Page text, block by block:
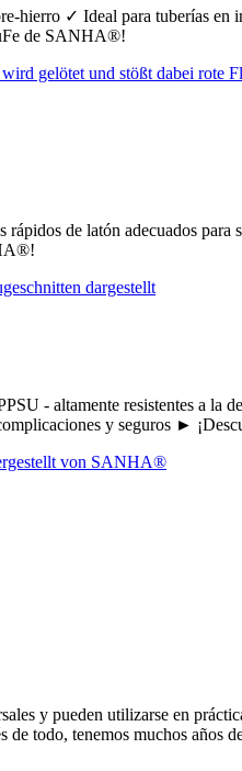
hierro ✓ Ideal para tuberías
de SANHA®!
de latón adecuados
- altamente resistentes a
y seguros ►
y pueden utilizarse en
de todo, tenemos muchos años